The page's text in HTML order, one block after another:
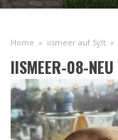
Home » iismeer auf Sylt »
IISMEER-08-NEU